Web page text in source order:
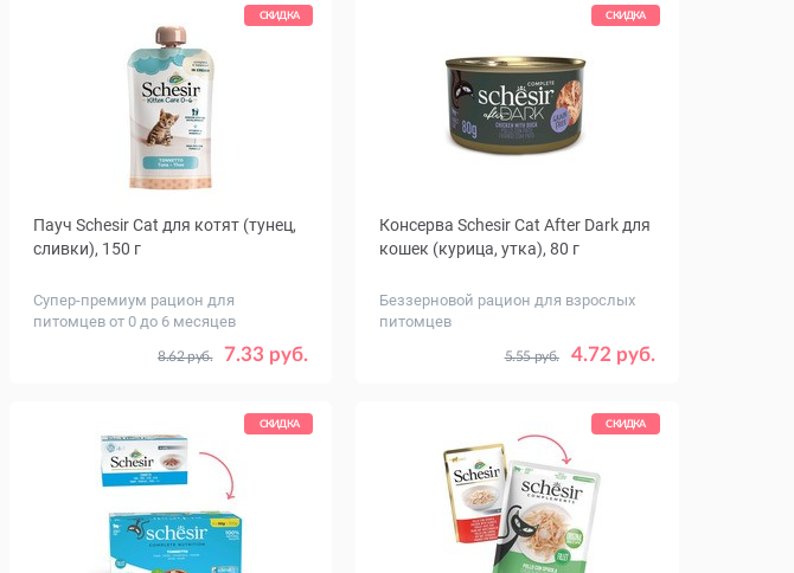
СКИДКА
Пауч Schesir Cat для котят (тунец,
сливки), 150 г
Супер-премиум рацион для
питомцев от 0 до 6 месяцев
7.33 руб.
8.62 руб. 1 20
СКИДКА
Консерва Schesir Cat After Dark для
кошек (курица, утка), 80 г
Беззерновой рацион для взрослых
питомцев
4.72 руб.
5.55 руб. 1 12
СКИДКА СКИДКА